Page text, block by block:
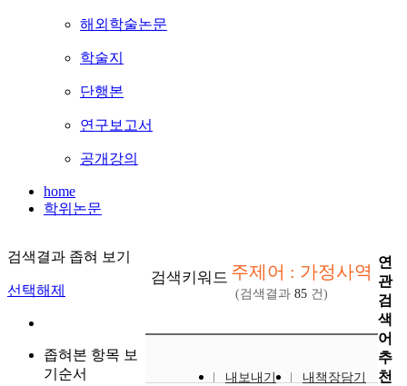
해외학술논문
학술지
단행본
연구보고서
공개강의
home
학위논문
검색결과 좁혀 보기
선택해제
좁혀본 항목 보
기순서
검색키워드 주제어 : 가정사역
(검색결과 85 건)
내보내기
내책장담기
연
관
검
색
어
추
천